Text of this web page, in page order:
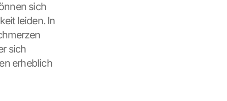
sich
leiden. In
sich
erheblich